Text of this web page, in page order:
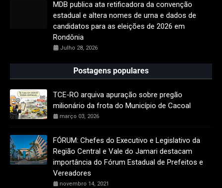
MDB publica ata retificadora da convenção
estadual e altera nomes de urna e dados de
candidatos para as eleições de 2026 em
Rondônia
Julho 28, 2026
Postagens populares
TCE-RO arquiva apuração sobre pregão
milionário da frota do Município de Cacoal
março 03, 2026
FÓRUM: Chefes do Executivo e Legislativo da
Região Central e Vale do Jamari destacam
importância do Fórum Estadual de Prefeitos e
Vereadores
novembro 14, 2021